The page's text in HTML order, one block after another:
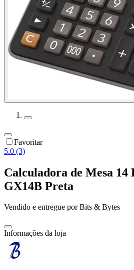
Favoritar
5.0 (3)
Calculadora de Mesa 14
GX14B Preta
Vendido e entregue por Bits & Bytes
Informações da loja